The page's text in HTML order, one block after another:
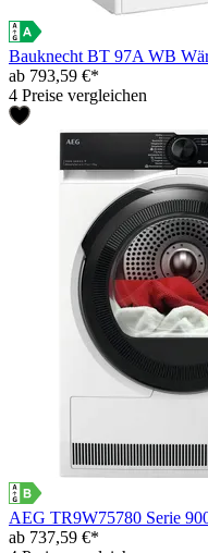
Bauknecht BT 97A WB
ab 793,59 €*
4 Preise vergleichen
AEG TR9W75780 Serie
ab 737,59 €*